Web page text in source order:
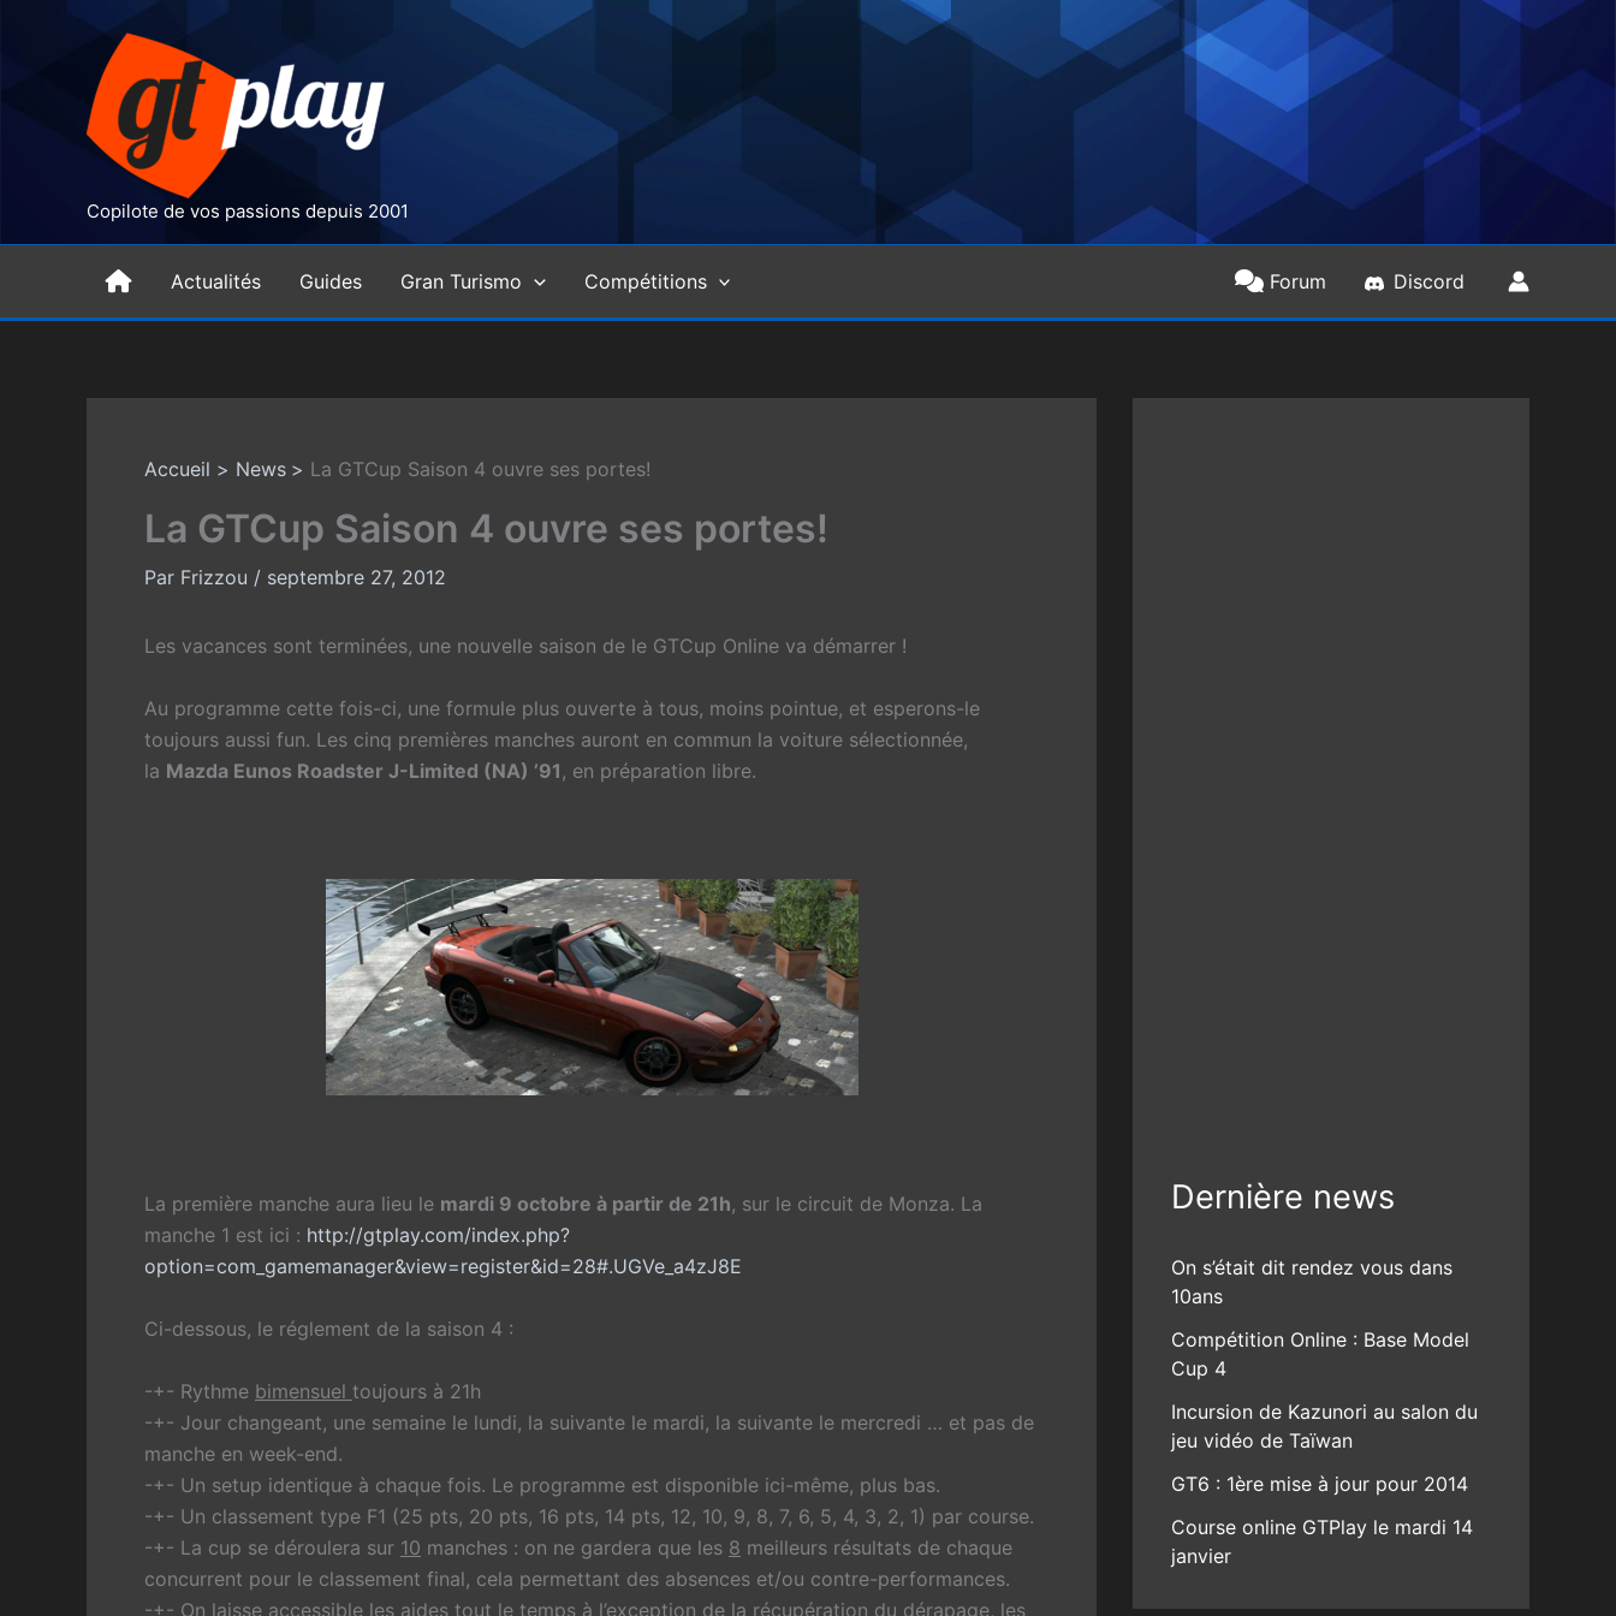
Copilote de vos passions depuis 2001
H Actualités Guides Gran Turismo Compétitions Forum Discord
Accueil News La GTCup Saison 4 ouvre ses portes!
La GTCup Saison 4 ouvre ses portes!
Par Frizzou / septembre 27, 2012
Les vacances sont terminées, une nouvelle saison de le GTCup Online va démarrer !
Au programme cette fois-ci, une formule plus ouverte à tous, moins pointue, et esperons-le
toujours aussi fun. Les cinq premières manches auront en commun la voiture sélectionnée,
la Mazda Eunos Roadster J-Limited (NA) ’91 , en préparation libre.
La première manche aura lieu le mardi 9 octobre à partir de 21h, sur le circuit de Monza. La
manche 1 est ici : http://gtplay.com/index.php?
option=com_gamemanager&view=register&id=28#.UGVe_a4zJ8E
Ci-dessous, le réglement de la saison 4 :
-+- Rythme bimensuel toujours à 21h
-+- Jour changeant, une semaine le lundi, la suivante le mardi, la suivante le mercredi … et pas de
manche en week-end.
-+- Un setup identique à chaque fois. Le programme est disponible ici-même, plus bas.
-+- Un classement type F1 (25 pts, 20 pts, 16 pts, 14 pts, 12, 10, 9, 8, 7, 6, 5, 4, 3, 2, 1) par course.
-+- La cup se déroulera sur 10 manches : on ne gardera que les 8 meilleurs résultats de chaque
concurrent pour le classement final, cela permettant des absences et/ou contre-performances.
-+- On laisse accessible les aides tout le temps à l’exception de la récupération du dérapage, les
Dernière news
On s’était dit rendez vous dans
10ans
Compétition Online : Base Model
Cup 4
Incursion de Kazunori au salon du
jeu vidéo de Taïwan
GT6 : 1ère mise à jour pour 2014
Course online GTPlay le mardi 14
janvier